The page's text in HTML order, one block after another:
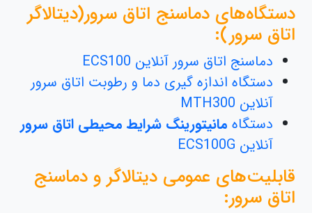
دستگا‌ه‌های دماسنج اتاق سرور(دیتالاگر
اتاق سرور):
دماسنج اتاق سرور آنلاین ECS100
دستگاه اندازه گیری دما و رطوبت اتاق سرور
آنلاین MTH300
دستگاه مانیتورینگ شرایط محیطی اتاق سرور
آنلاین ECS100G
قابلیت‌های عمومی دیتالاگر و دماسنج
اتاق سرور: